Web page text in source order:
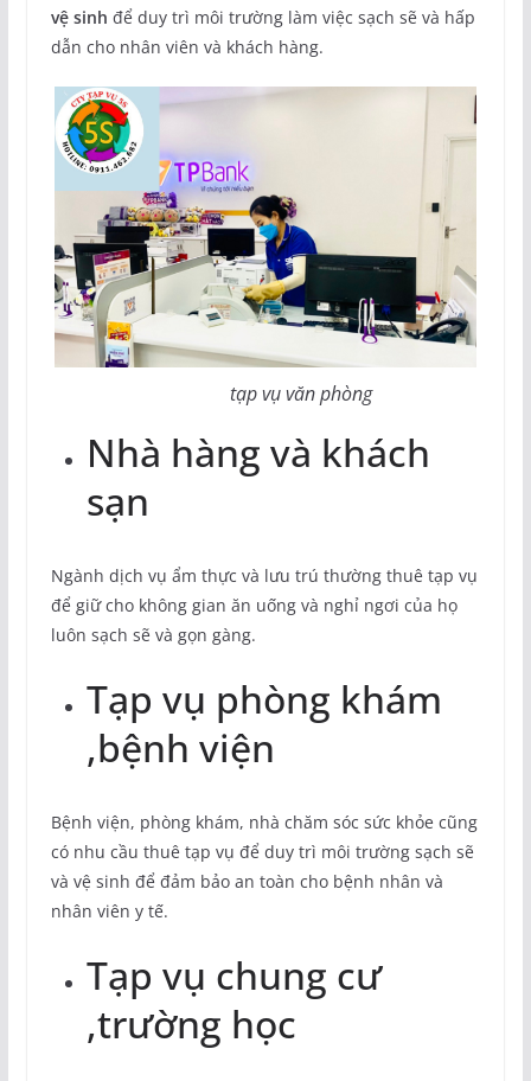
vệ sinh để duy trì môi trường làm việc sạch sẽ và hấp
dẫn cho nhân viên và khách hàng.
tạp vụ văn phòng
Nhà hàng và khách
sạn
Ngành dịch vụ ẩm thực và lưu trú thường thuê tạp vụ
để giữ cho không gian ăn uống và nghỉ ngơi của họ
luôn sạch sẽ và gọn gàng.
Tạp vụ phòng khám
,bệnh viện
Bệnh viện, phòng khám, nhà chăm sóc sức khỏe cũng
có nhu cầu thuê tạp vụ để duy trì môi trường sạch sẽ
và vệ sinh để đảm bảo an toàn cho bệnh nhân và
nhân viên y tế.
Tạp vụ chung cư
,trường học